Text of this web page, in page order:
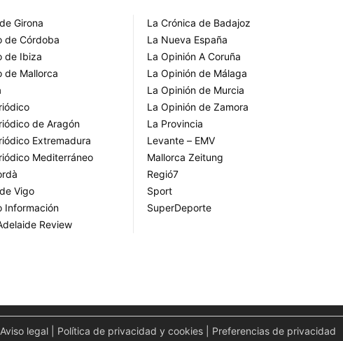
Girona
de Córdoba
de Ibiza
de Mallorca
de Aragón
Extremadura
Mediterráneo
Vigo
Información
Review
La Crónica de Badajoz
La Nueva España
La Opinión A Coruña
La Opinión de Málaga
La Opinión de Murcia
La Opinión de Zamora
La Provincia
Levante – EMV
Mallorca Zeitung
Regió7
Sport
SuperDeporte
Aviso legal Política de privacidad y cookies Preferencias de privacidad